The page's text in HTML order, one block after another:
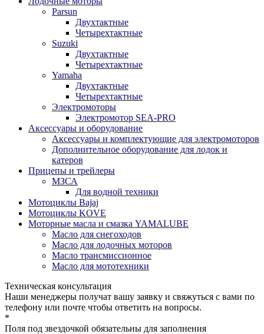
Parsun
Двухтактные
Четырехтактные
Suzuki
Двухтактные
Четырехтактные
Yamaha
Двухтактные
Четырехтактные
Электромоторы
Электромотор SEA-PRO
Аксессуары и оборудование
Аксессуары и комплектующие для электромоторов
Дополнительное оборудование для лодок и
катеров
Прицепы и трейлеры
МЗСА
Для водной техники
Мотоциклы Bajaj
Мотоциклы KOVE
Моторные масла и смазка YAMALUBE
Масло для снегоходов
Масло для лодочных моторов
Масло трансмиссионное
Масло для мототехники
Техническая консультация
Наши менеджеры получат вашу заявку и свяжуться с вами по
телефону или почте чтобы ответить на вопросы.
*
Поля под звездочкой обязательны для заполнения